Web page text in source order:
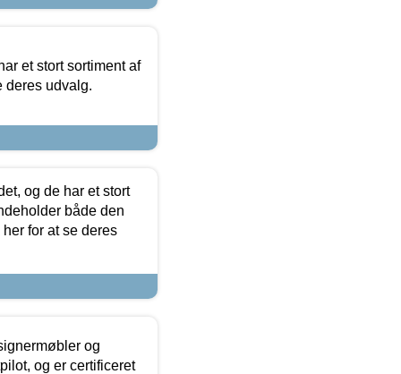
et stort sortiment af
deres udvalg.
og de har et stort
både den
for at se deres
og
og er certificeret